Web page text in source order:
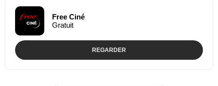
Free Ciné
Gratuit
REGARDER